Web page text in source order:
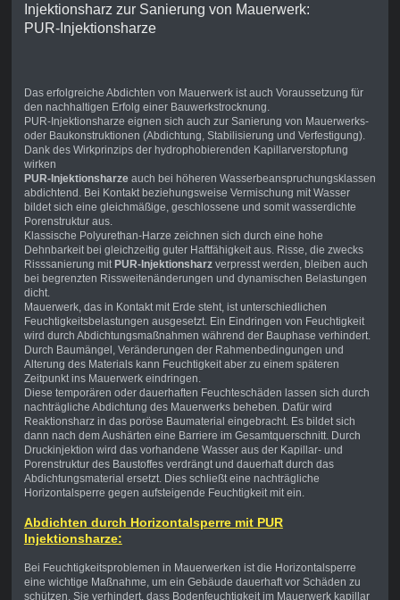
Injektionsharz zur Sanierung von Mauerwerk:
PUR-Injektionsharze
Das erfolgreiche Abdichten von Mauerwerk ist auch Voraussetzung für
den nachhaltigen Erfolg einer Bauwerkstrocknung.
PUR-Injektionsharze eignen sich auch zur Sanierung von Mauerwerks-
oder Baukonstruktionen (Abdichtung, Stabilisierung und Verfestigung).
Dank des Wirkprinzips der hydrophobierenden Kapillarverstopfung
wirken
PUR-Injektionsharzeauch bei höheren Wasserbeanspruchungsklassen
abdichtend. Bei Kontakt beziehungsweise Vermischung mit Wasser
bildet sich eine gleichmäßige, geschlossene und somit wasserdichte
Porenstruktur aus.
Klassische Polyurethan-Harze zeichnen sich durch eine hohe
Dehnbarkeit bei gleichzeitig guter Haftfähigkeit aus. Risse, die zwecks
Risssanierung mit PUR-Injektionsharzverpresst werden, bleiben auch
bei begrenzten Rissweitenänderungen und dynamischen Belastungen
dicht.
Mauerwerk, das in Kontakt mit Erde steht, ist unterschiedlichen
Feuchtigkeitsbelastungen ausgesetzt. Ein Eindringen von Feuchtigkeit
wird durch Abdichtungsmaßnahmen während der Bauphase verhindert.
Durch Baumängel, Veränderungen der Rahmenbedingungen und
Alterung des Materials kann Feuchtigkeit aber zu einem späteren
Zeitpunkt ins Mauerwerk eindringen.
Diese temporären oder dauerhaften Feuchteschäden lassen sich durch
nachträgliche Abdichtung des Mauerwerks beheben. Dafür wird
Reaktionsharz in das poröse Baumaterial eingebracht. Es bildet sich
dann nach dem Aushärten eine Barriere im Gesamtquerschnitt. Durch
Druckinjektion wird das vorhandene Wasser aus der Kapillar- und
Porenstruktur des Baustoffes verdrängt und dauerhaft durch das
Abdichtungsmaterial ersetzt. Dies schließt eine nachträgliche
Horizontalsperre gegen aufsteigende Feuchtigkeit mit ein.
Abdichten durch Horizontalsperre mit PUR
Injektionsharze:
Bei Feuchtigkeitsproblemen in Mauerwerken ist die Horizontalsperre
eine wichtige Maßnahme, um ein Gebäude dauerhaft vor Schäden zu
schützen. Sie verhindert, dass Bodenfeuchtigkeit im Mauerwerk kapillar